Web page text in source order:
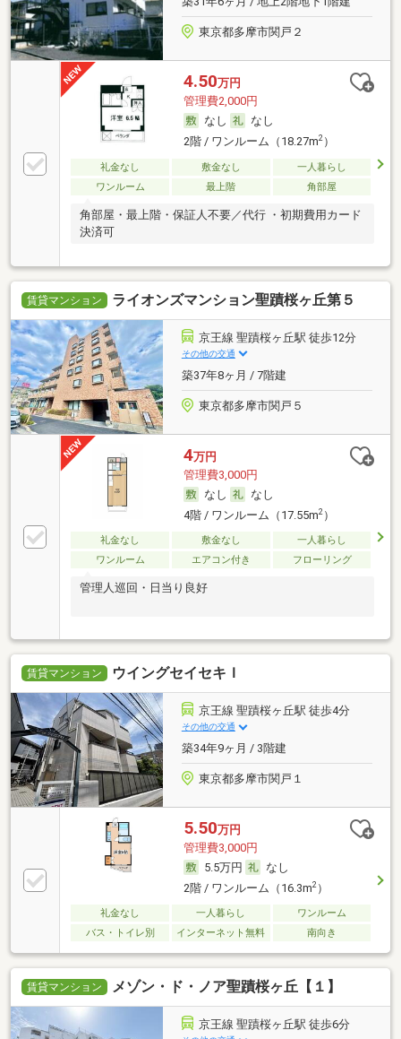
東京都多摩市関戸２
4.50万円
管理費2,000円
なし
なし
2階 / ワンルーム（18.27m2）
礼金なし 敷金なし
一人暮らし
ワンルーム
最上階 角部屋
角部屋・最上階・保証人不要／代行 ・初期費用カード
決済可
賃貸マンション ライオンズマンション聖蹟桜ヶ丘第５
京王線 聖蹟桜ヶ丘駅 徒歩12分
その他の交通
築37年8ヶ月 / 7階建
東京都多摩市関戸５
4万円
管理費3,000円
なし
なし
4階 / ワンルーム（17.55m2）
礼金なし 敷金なし
一人暮らし
ワンルーム
エアコン付き フローリング
管理人巡回・日当り良好
賃貸マンション ウイングセイセキＩ
京王線 聖蹟桜ヶ丘駅 徒歩4分
その他の交通
築34年9ヶ月 / 3階建
東京都多摩市関戸１
5.50万円
管理費3,000円
5.5万円
なし
2階 / ワンルーム（16.3m2）
礼金なし 一人暮らし
ワンルーム
バス・トイレ別
インターネット無料 南向き
賃貸マンション メゾン・ド・ノア聖蹟桜ヶ丘【１】
京王線 聖蹟桜ヶ丘駅 徒歩6分